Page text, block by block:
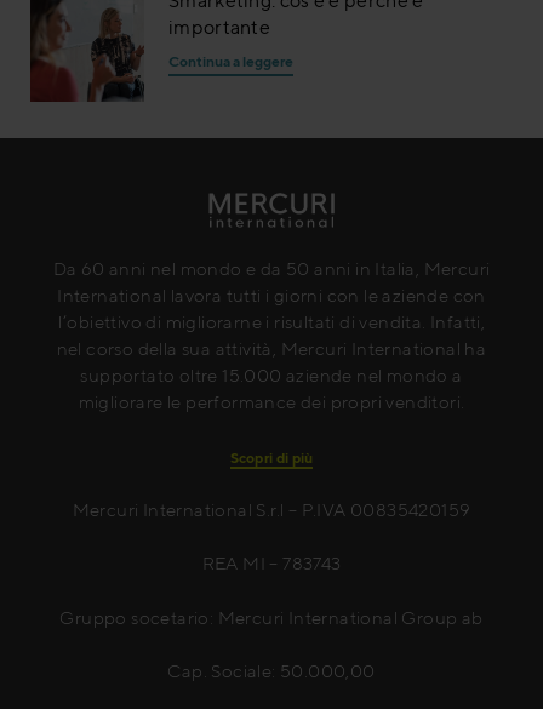
importante
Continua a leggere
Da 60 anni nel mondo e da 50 anni in Italia, Mercuri
International lavora tutti i giorni con le aziende con
l’obiettivo di migliorarne i risultati di vendita. Infatti,
nel corso della sua attività, Mercuri International ha
supportato oltre 15.000 aziende nel mondo a
migliorare le performance dei propri venditori.
Scopri di più
Mercuri International S.r.l – P.IVA 00835420159
REA MI – 783743
Gruppo socetario: Mercuri International Group ab
Cap. Sociale: 50.000,00